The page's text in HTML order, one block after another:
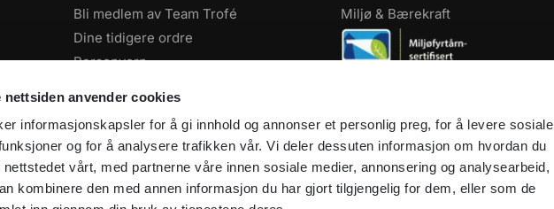
nettsiden anvender cookies
informasjonskapsler for å gi innhold og annonser et personlig preg, for å levere sosiale
og for å analysere trafikken vår. Vi deler dessuten informasjon om hvordan du
nettstedet vårt, med partnerne våre innen sosiale medier, annonsering og analysearbeid,
kombinere den med annen informasjon du har gjort tilgjengelig for dem, eller som de
Bli medlem av Team Trofé
Dine tidigere ordre
Personvern
Miljø & Bærekraft
Instagram
Youtube